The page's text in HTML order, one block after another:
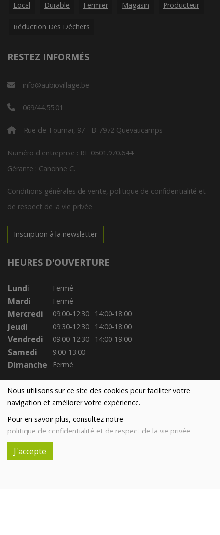
Nous utilisons sur ce site des cookies pour faciliter votre
navigation et améliorer votre expérience.
Pour en savoir plus, consultez notre
politique de confidentialité et de respect de la vie privée.
J'accepte
Local Durable Fermier Magasin Producteur
Réduction Des Déchets
RESTEZ INFORMÉS
info@aubiovillage.be
069/44.55.01
Rue de Tournai, 97 - B-7972 Quevaucamps
Numéro d'entreprise : BE 0501.970.644
Gérante : Canonne C.
Conditions générales de vente, politique de confidentialité et
de respect de la vie privée
Inscription à la newsletter
HEURES D'OUVERTURE
Lundi Fermé
Mardi Fermé
Mercredi 09:00-12:30 14:00-18:00
Jeudi 09:30-12:30 14:00-18:00
Vendredi 09:00-12:30 14:00-19:00
Samedi 9:00-13:00
Dimanche Fermé